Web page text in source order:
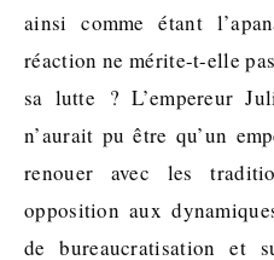
ainsi comme étant
réaction ne mérite-t-elle
sa lutte ? L’empereur
n’aurait pu être qu’un
renouer avec les
opposition aux
de bureaucratisation et